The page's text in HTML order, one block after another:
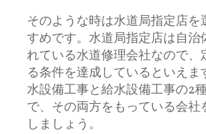
そのような時は水道局指定店を
すめです。水道局指定店は自治
れている水道修理会社なので、
る条件を達成しているといえま
水設備工事と給水設備工事の2
で、その両方をもっている会社
しましょう。